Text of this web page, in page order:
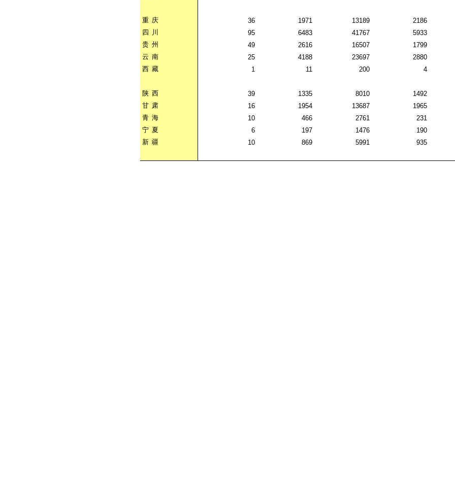
重 庆 36 1971 13189
2186
四 川 95 6483 41767
5933
贵 州 49 2616 16507
1799
云 南 25 4188 23697
2880
西 藏 1 11 200 4
陕 西 39 1335 8010
1492
甘 肃 16 1954 13687
1965
青 海 10 466 2761
231
宁 夏 6 197 1476
190
新 疆 10 869 5991 935